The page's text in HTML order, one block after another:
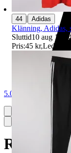
5.0
44 | Adidas
Klänning, Adidas,
Sluttid10 aug
Pris:45 kr,